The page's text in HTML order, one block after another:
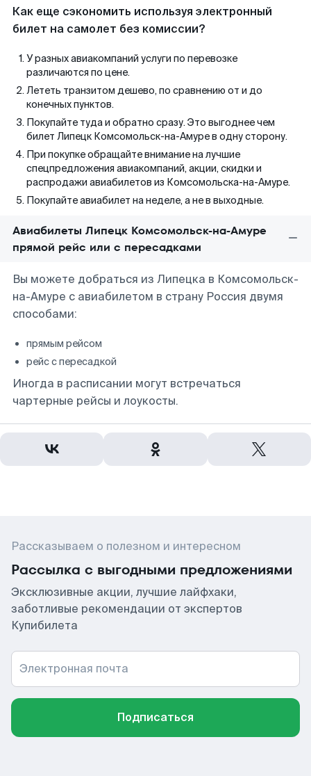
Как еще сэкономить используя электронный
билет на самолет без комиссии?
У разных авиакомпаний услуги по перевозке
различаются по цене.
Лететь транзитом дешево, по сравнению от и до
конечных пунктов.
Покупайте туда и обратно сразу. Это выгоднее чем
билет Липецк Комсомольск-на-Амуре в одну сторону.
При покупке обращайте внимание на лучшие
спецпредложения авиакомпаний, акции, скидки и
распродажи авиабилетов из Комсомольска-на-Амуре.
Покупайте авиабилет на неделе, а не в выходные.
Авиабилеты Липецк Комсомольск-на-Амуре
прямой рейс или с пересадками
Вы можете добраться из Липецка в Комсомольск-
на-Амуре с авиабилетом в страну Россия двумя
способами:
прямым рейсом
рейс с пересадкой
Иногда в расписании могут встречаться
чартерные рейсы и лоукосты.
Рассказываем о полезном и интересном
Рассылка с выгодными предложениями
Эксклюзивные акции, лучшие лайфхаки,
заботливые рекомендации от экспертов
Купибилета
Электронная почта
Подписаться